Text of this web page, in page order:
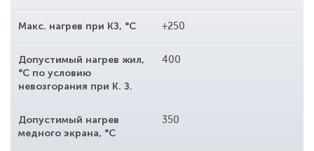
Макс. нагрев при КЗ, °С +250
Допустимый нагрев жил,
°С по условию
невозгорания при К. З.
400
Допустимый нагрев
медного экрана, °С
350